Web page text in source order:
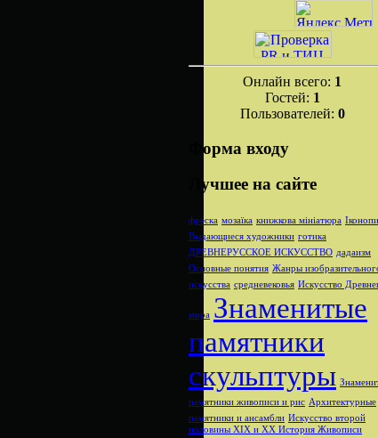
Онлайн всего: 1
Гостей: 1
Пользователей: 0
Форма входу
Лучшее на сайте
фреска мозаїка книжкова мініатюра
Выдающиеся художники готика
ДРЕВНЕРУССКОЕ ИСКУССТВО дадаизм
Основные понятия Жанры
искусства средневековья Искусство
мира Знаменитые
памятники
скульптуры
памятники живописи и рис Архитектурные
памятники и ансамбли Искусство второй
половины XIX и XX История Живописи